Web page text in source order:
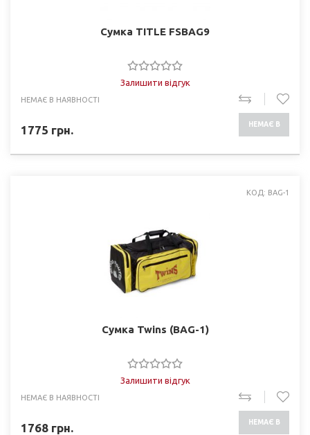
Сумка TITLE FSBAG9
Залишити відгук
НЕМАЄ В НАЯВНОСТІ
1775 грн. НЕМАЄ В
КОД: BAG-1
Сумка Twins (BAG-1)
Залишити відгук
НЕМАЄ В НАЯВНОСТІ
1768 грн. НЕМАЄ В